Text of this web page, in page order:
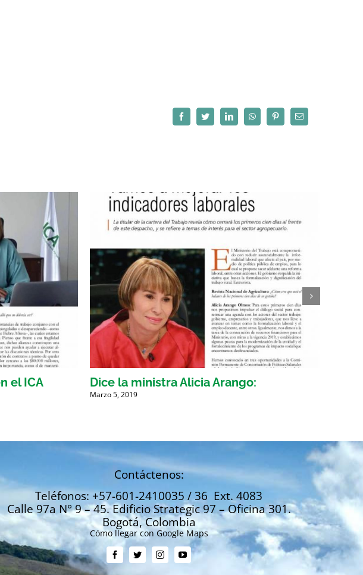
FacebookTwitterLinkedInWhatsAppPinterestCorreo
electrónico
el ICA Dice la ministra Alicia Arango:
Marzo 5, 2019
Contáctenos:
Teléfonos: +57-601-2410035 / 36 Ext. 4083
Calle 97a N° 9 – 45. Edificio Strategic 97 – Oficina 301.
Bogotá, Colombia
Cómo llegar con Google Maps